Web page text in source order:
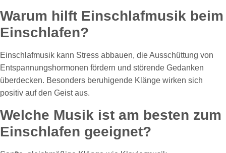
Warum hilft Einschlafmusik beim
Einschlafen?
Einschlafmusik kann Stress abbauen, die Ausschüttung von
Entspannungshormonen fördern und störende Gedanken
überdecken. Besonders beruhigende Klänge wirken sich
positiv auf den Geist aus.
Welche Musik ist am besten zum
Einschlafen geeignet?